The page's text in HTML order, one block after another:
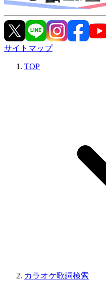
サイトマップ
TOP
カラオケ歌詞検索